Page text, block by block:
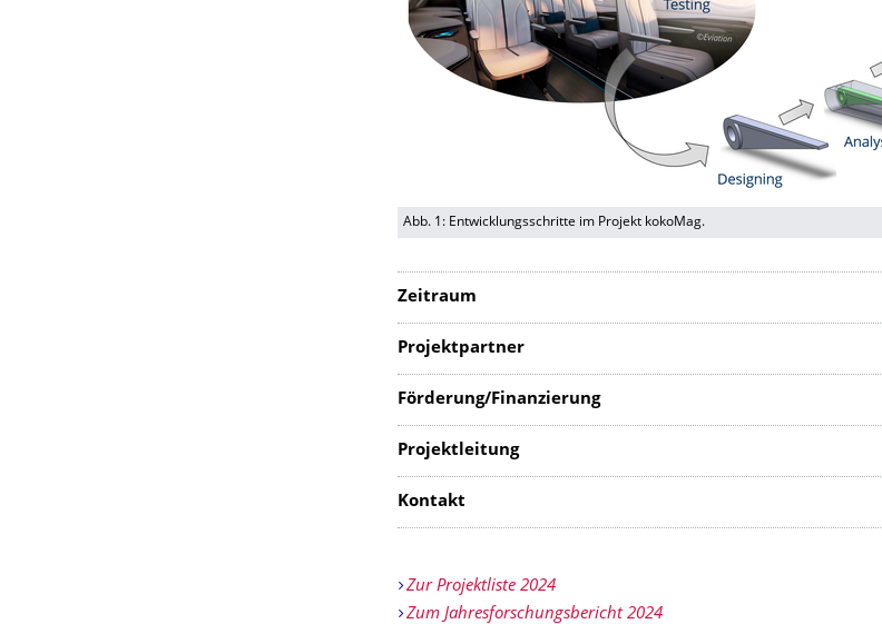
Abb. 1: Entwicklungsschritte im Projekt kokoMag.
Zeitraum
Projektpartner
Förderung/Finanzierung
Projektleitung
Kontakt
Zur Projektliste 2024
Zum Jahresforschungsbericht 2024